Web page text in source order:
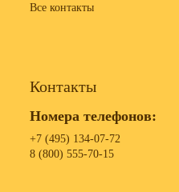
Все контакты
Контакты
Номера телефонов:
+7 (495) 134-07-72
8 (800) 555-70-15